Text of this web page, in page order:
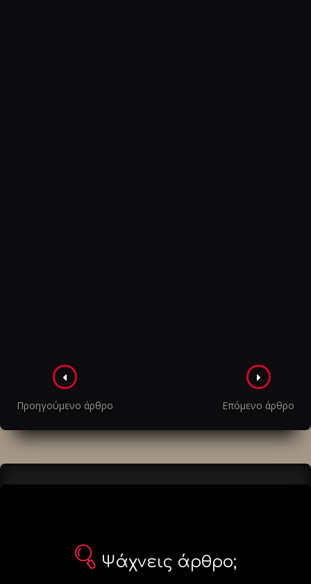
Πλοήγηση
στα
άρθρα
Προηγούμενο άρθρο Επόμενο άρθρο
Ψάχνεις άρθρο;